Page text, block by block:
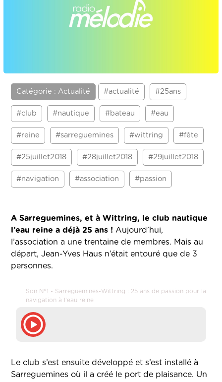
Catégorie : Actualité #actualité #25ans
#club #nautique #bateau #eau
#reine #sarreguemines #wittring #fête
#25juillet2018 #28juillet2018 #29juillet2018
#navigation #association #passion
A Sarreguemines, et à Wittring, le club nautique
l’eau reine a déjà 25 ans !Aujourd’hui,
l’association a une trentaine de membres. Mais au
départ, Jean-Yves Haus n’était entouré que de 3
personnes.
Son N°1 - Sarreguemines-Wittring : 25 ans de passion pour la
navigation à l'eau reine
Le club s’est ensuite développé et s’est installé à
Sarreguemines où il a créé le port de plaisance. Un